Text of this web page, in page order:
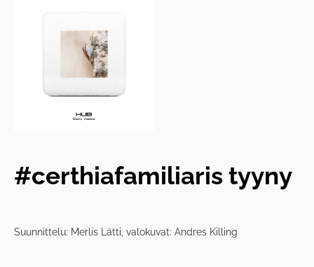
#certhiafamiliaris tyyny
Suunnittelu: Merlis Lätti, valokuvat: Andres Killing